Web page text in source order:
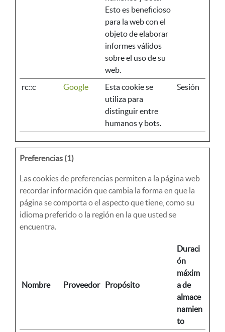
Esto es beneficioso
para la web con el
objeto de elaborar
informes válidos
sobre el uso de su
web.
rc::c
Google
Esta cookie se
utiliza para
distinguir entre
humanos y bots.
Sesión
Preferencias (1)
Las cookies de preferencias permiten a la página web
recordar información que cambia la forma en que la
página se comporta o el aspecto que tiene, como su
idioma preferido o la región en la que usted se
encuentra.
Nombre Proveedor Propósito
Duraci
ón
máxim
a de
almace
namien
to